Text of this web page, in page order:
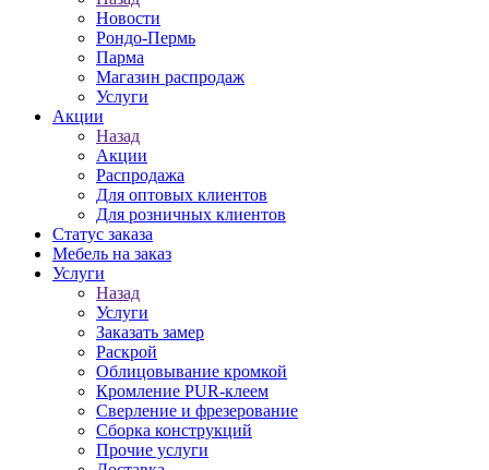
Новости
Рондо-Пермь
Парма
Магазин распродаж
Услуги
Акции
Назад
Акции
Распродажа
Для оптовых клиентов
Для розничных клиентов
Статус заказа
Мебель на заказ
Услуги
Назад
Услуги
Заказать замер
Раскрой
Облицовывание кромкой
Кромление PUR-клеем
Сверление и фрезерование
Сборка конструкций
Прочие услуги